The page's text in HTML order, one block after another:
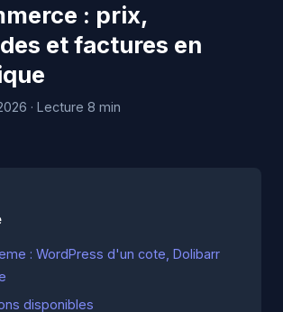
: prix,
et factures en
· Lecture 8 min
: WordPress d'un cote, Dolibarr
disponibles